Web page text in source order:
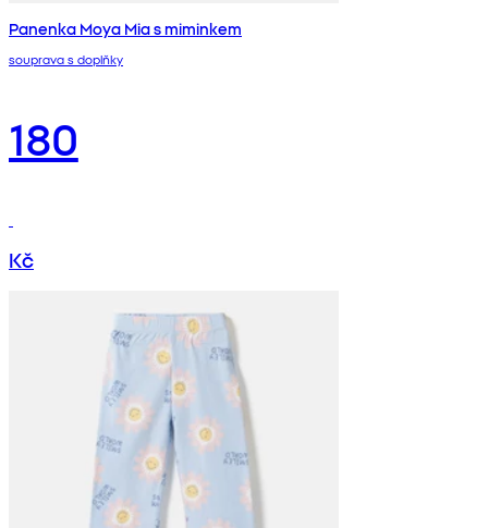
Panenka Moya Mia s miminkem
souprava s doplňky
180
Kč